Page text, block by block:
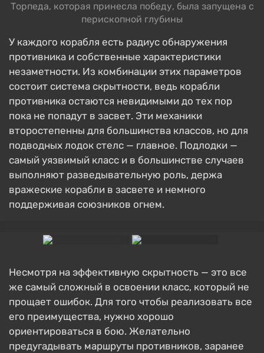
Торпеда, которая принесла победу, была запущена с
перископной глубины
У каждого корабля есть радиус обнаружения
противника и собственные характеристики
незаметности. Из комбинации этих параметров
состоит система скрытности, ведь корабли
противника остаются невидимыми до тех пор
пока не попадут в засвет. Эти механики
второстепенны для большинства классов, но для
подводных лодок стелс — главное. Подлодки —
самый уязвимый класс и в большинстве случаев
выполняют разведывательную роль, держа
вражеские корабли в засвете и немного
поддерживая союзников огнем.
Несмотря на эффективную скрытность — это все
же самый сложный в освоении класс, который не
прощает ошибок. Для того чтобы реализовать все
его преимущества, нужно хорошо
ориентироваться в бою. Желательно
предугадывать маршруты противников, заранее